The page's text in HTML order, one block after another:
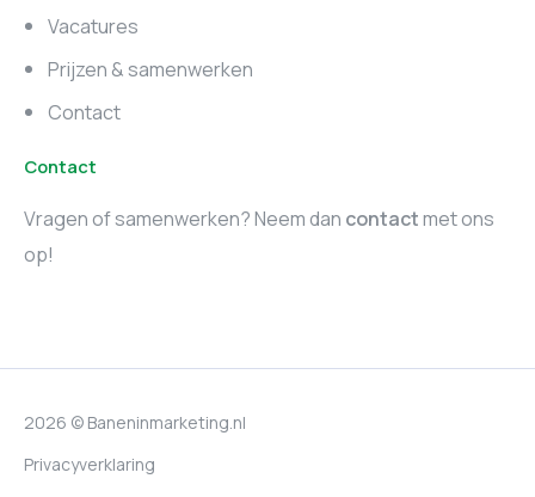
Marketing vacatures
Utrecht
Vacatures
Prijzen & samenwerken
Contact
Contact
Vragen of samenwerken? Neem dan contactmet ons
op!
2026 © Baneninmarketing.nl
Privacyverklaring